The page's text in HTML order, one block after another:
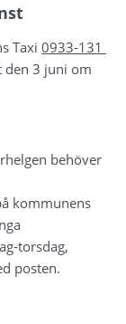
Taxi 0933-131
den 3 juni om
behöver
kommunens
torsdag,
posten.